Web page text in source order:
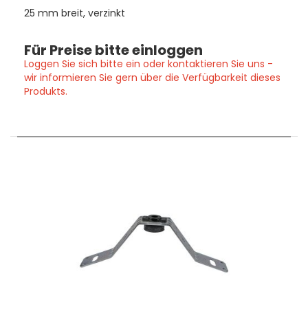
25 mm breit, verzinkt
Für Preise bitte einloggen
Loggen Sie sich bitte ein oder kontaktieren Sie uns -
wir informieren Sie gern über die Verfügbarkeit dieses
Produkts.